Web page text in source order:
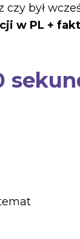
był
w PL +